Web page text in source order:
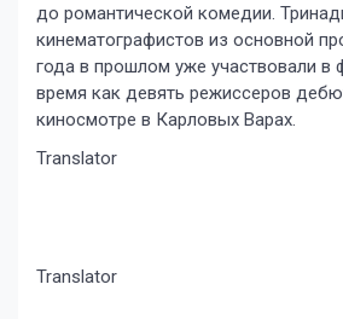
до романтической комедии.
кинематографистов из основной
года в прошлом уже участвовали в
время как девять режиссеров
киносмотре в Карловых Варах.
Translator
Translator